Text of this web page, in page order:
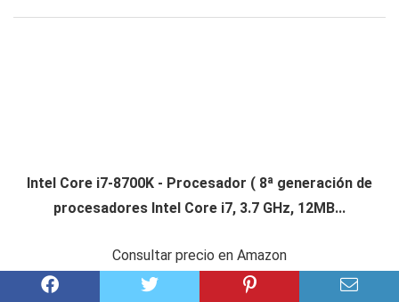
Intel Core i7-8700K - Procesador ( 8ª generación de
procesadores Intel Core i7, 3.7 GHz, 12MB...
Consultar precio en Amazon